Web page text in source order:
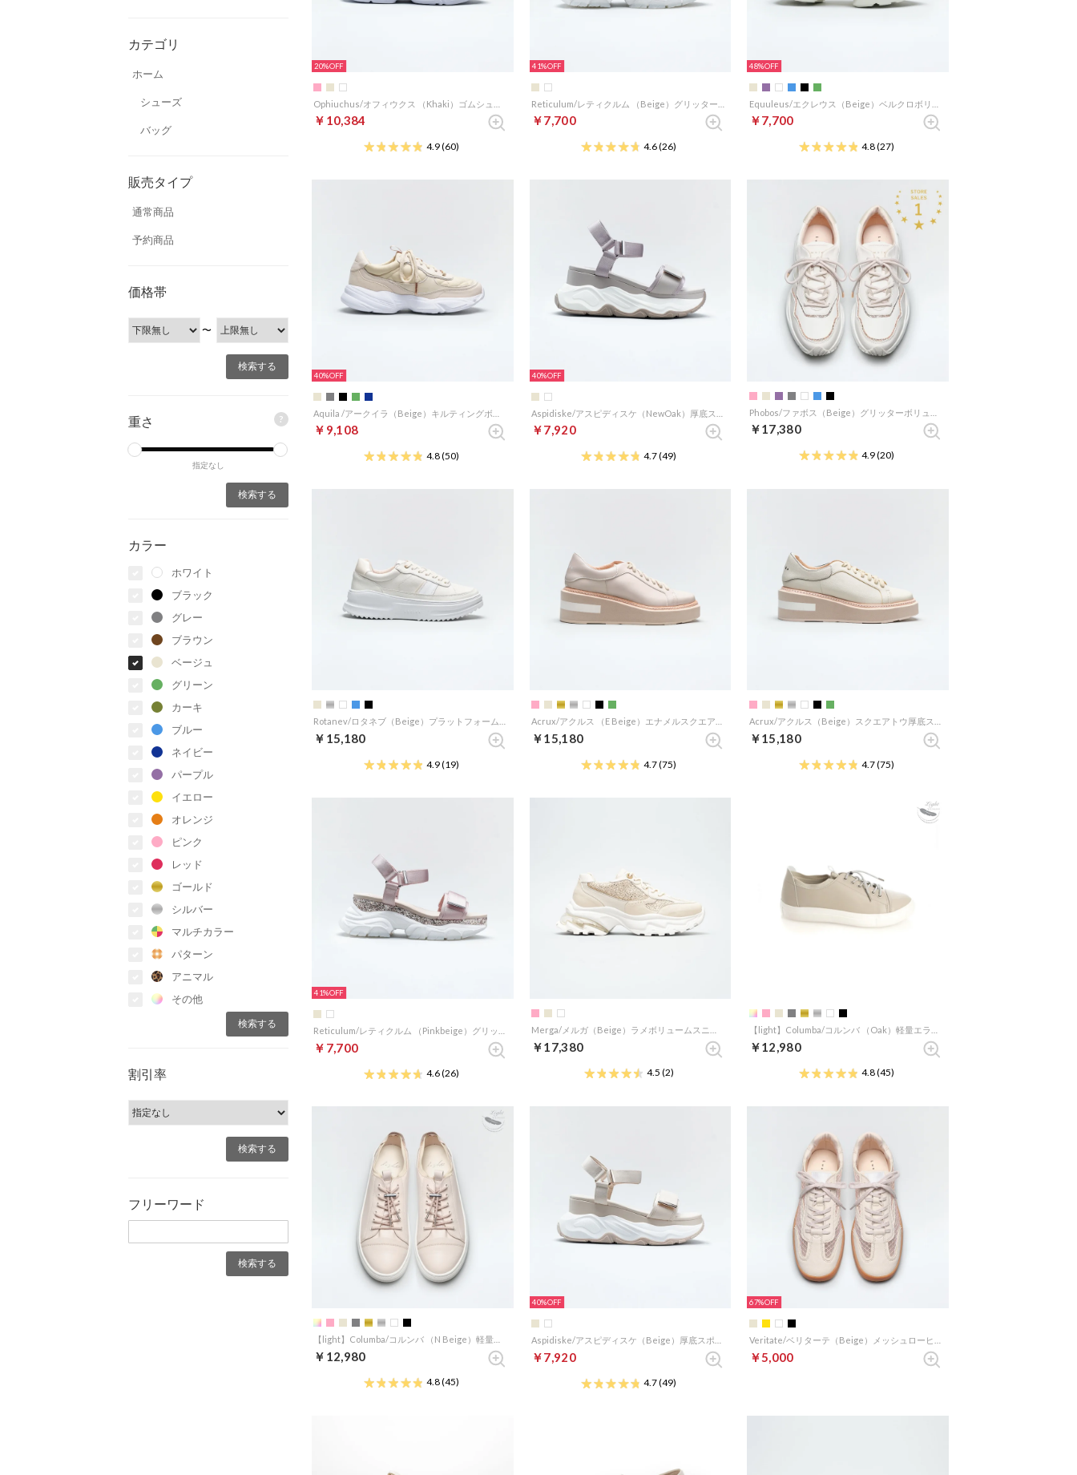
カテゴリ
ホーム
シューズ
バッグ
販売タイプ
通常商品
予約商品
価格帯
〜
重さ ?
指定なし
カラー
ホワイト
ブラック
グレー
ブラウン
ベージュ
グリーン
カーキ
ブルー
ネイビー
パープル
イエロー
オレンジ
ピンク
レッド
ゴールド
シルバー
マルチカラー
パターン
アニマル
その他
割引率
フリーワード
20%
￥10,384
4.9(60)
41%
￥7,700
4.6(26)
48%
￥7,700
4.8(27)
40%
￥9,108
4.8(50)
40%
￥7,920
4.7(49)
￥17,380
4.9(20)
￥15,180
4.9(19)
￥15,180
4.7(75)
￥15,180
4.7(75)
41%
￥7,700
4.6(26)
￥17,380
4.5 (2)
￥12,980
4.8(45)
￥12,980
4.8(45)
40%
￥7,920
4.7(49)
67%
￥5,000